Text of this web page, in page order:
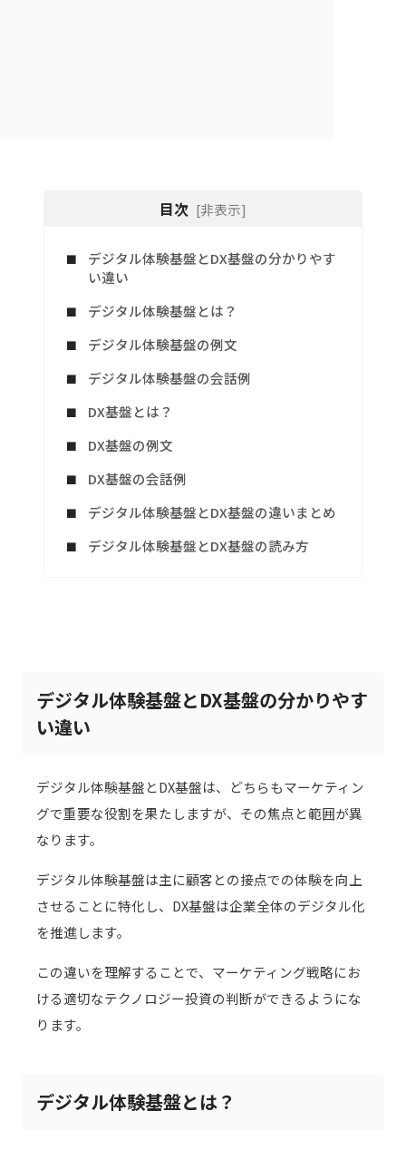
目次 [非表示]
デジタル体験基盤とDX基盤の分かりやす
い違い
デジタル体験基盤とは？
デジタル体験基盤の例文
デジタル体験基盤の会話例
DX基盤とは？
DX基盤の例文
DX基盤の会話例
デジタル体験基盤とDX基盤の違いまとめ
デジタル体験基盤とDX基盤の読み方
デジタル体験基盤とDX基盤の分かりやす
い違い
デジタル体験基盤とDX基盤は、どちらもマーケティン
グで重要な役割を果たしますが、その焦点と範囲が異
なります。
デジタル体験基盤は主に顧客との接点での体験を向上
させることに特化し、DX基盤は企業全体のデジタル化
を推進します。
この違いを理解することで、マーケティング戦略にお
ける適切なテクノロジー投資の判断ができるようにな
ります。
デジタル体験基盤とは？